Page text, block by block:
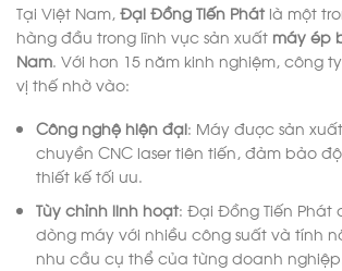
Tại Việt Nam,Đại Đồng Tiến Phát là một
hàng đầu trong lĩnh vực sản xuất máy ép
Nam. Với hơn 15 năm kinh nghiệm, công
vị thế nhờ vào:
Công nghệ hiện đại: Máy được sản
chuyền CNC laser tiên tiến, đảm bảo
thiết kế tối ưu.
Tùy chỉnh linh hoạt: Đại Đồng Tiến
dòng máy với nhiều công suất và tính
nhu cầu cụ thể của từng doanh